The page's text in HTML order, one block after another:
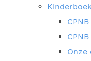
Onze